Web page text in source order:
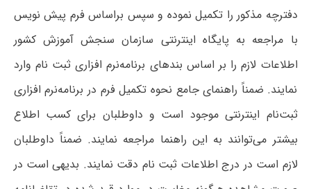
دفترچه مذکور را تکمیل نموده و سپس براساس فرم پیش نویس
با مراجعه به پایگاه اینترنتی سازمان سنجش آموزش کشور
اطلاعات لازم را بر اساس بندهای برنامه‌نرم افزاری ثبت نام وارد
نمایند. ضمناً راهنمای جامع نحوه تکمیل فرم در برنامه‌نرم افزاری
ثبت‌نام اینترنتی موجود است و داوطلبان برای کسب اطلاع
بیشتر می‌توانند به این راهنما مراجعه نمایند. ضمناً داوطلبان
لازم است در درج اطلاعات ثبت نام دقت نمایند. بدیهی است در